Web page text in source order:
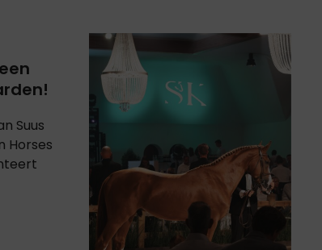
Suus
Horses